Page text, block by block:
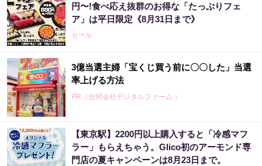
円〜!食べ応え抜群のお得な「たっぷりフェ
ア」は平日限定《8月31日まで》
セール
3億当選主婦「宝くじ買う前に〇〇した」当選
率上げる方法
PR（合同会社デジタルファーム ）
【東京駅】2200円以上購入すると「冷感マフ
ラー」もらえちゃう。Glico初のアーモンド専
門店の夏キャンペーンは8月23日まで。